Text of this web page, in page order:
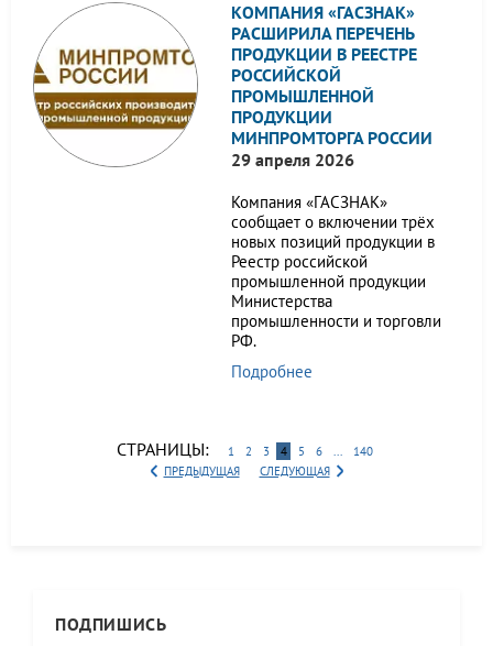
ПОДПИШИСЬ
КОМПАНИЯ «ГАСЗНАК»
РАСШИРИЛА ПЕРЕЧЕНЬ
ПРОДУКЦИИ В РЕЕСТРЕ
РОССИЙСКОЙ
ПРОМЫШЛЕННОЙ
ПРОДУКЦИИ
МИНПРОМТОРГА РОССИИ
29 апреля 2026
Компания «ГАСЗНАК»
сообщает о включении трёх
новых позиций продукции в
Реестр российской
промышленной продукции
Министерства
промышленности и торговли
РФ.
Подробнее
СТРАНИЦЫ: 1 2 3 4 5 6 ...
140
ПРЕДЫДУЩАЯ
СЛЕДУЮЩАЯ